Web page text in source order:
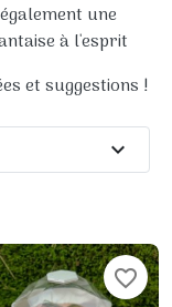
une
à l'esprit
et suggestions !
expand_more
favorite_border